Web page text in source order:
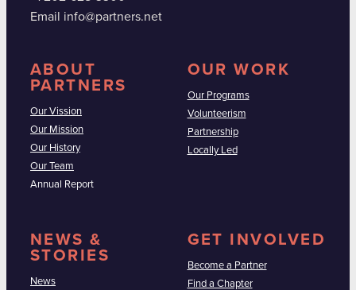
Email info@partners.net
ABOUT
PARTNERS
Our Vission
Our Mission
Our History
Our Team
Annual Report
OUR WORK
Our Programs
Volunteerism
Partnership
Locally Led
NEWS &
STORIES
News
GET INVOLVED
Become a Partner
Find a Chapter